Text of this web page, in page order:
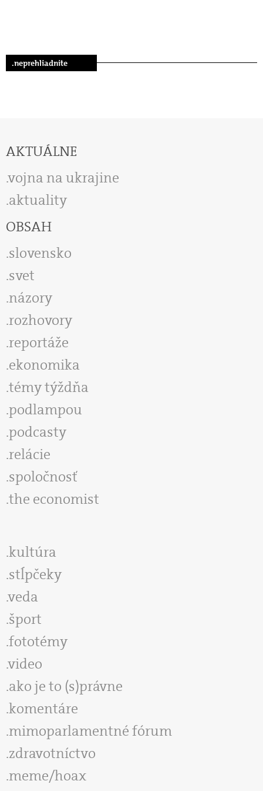
.neprehliadnite
AKTUÁLNE
vojna na ukrajine
aktuality
OBSAH
slovensko
svet
názory
rozhovory
reportáže
ekonomika
témy týždňa
podlampou
podcasty
relácie
spoločnosť
the economist
kultúra
stĺpčeky
veda
šport
fototémy
video
ako je to (s)právne
komentáre
mimoparlamentné fórum
zdravotníctvo
meme/hoax